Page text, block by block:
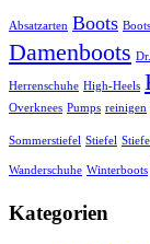
Absatzarten Boots
Damenboots
Herrenschuhe High-Heels
Overknees Pumps reinigen
Sommerstiefel Stiefel
Wanderschuhe Winterboots
Kategorien